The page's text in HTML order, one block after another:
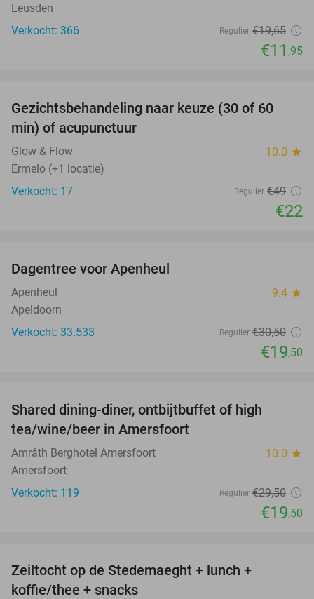
Leusden
Verkocht: 366
Regulier €19,65
€11 ,95
55%
Gezichtsbehandeling naar keuze (30 of 60
min) of acupunctuur
Glow & Flow 10.0 star
Ermelo (+1 locatie)
Verkocht: 17
Regulier €49
€22
Dagentree voor Apenheul
Apenheul 9.4 star
Apeldoorn
Verkocht: 33.533
Regulier €30,50
€19,50
Shared dining-diner, ontbijtbuffet of high
tea/wine/beer in Amersfoort
Amrâth Berghotel Amersfoort 10.0 star
Amersfoort
Verkocht: 119
Regulier €29,50
€19,50
Zeiltocht op de Stedemaeght + lunch +
koffie/thee + snacks